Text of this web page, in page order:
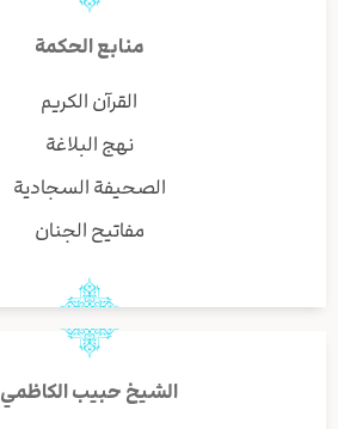
منابع الحكمة
القرآن الكريم
نهج البلاغة
الصحيفة السجادية
مفاتيح الجنان
الشيخ حبيب الكاظمي